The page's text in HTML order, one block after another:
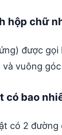
hộp chữ
được gọi
vuông
có bao
có 2 đường